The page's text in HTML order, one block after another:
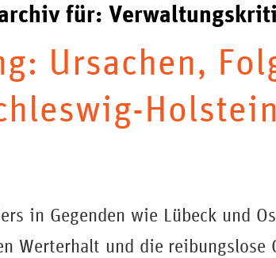
für:
Ursachen,
Holstein
in Gegenden wie Lübeck und
Werterhalt und die reibungslose